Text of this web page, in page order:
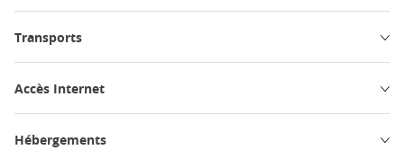
Transports
Accès Internet
Hébergements